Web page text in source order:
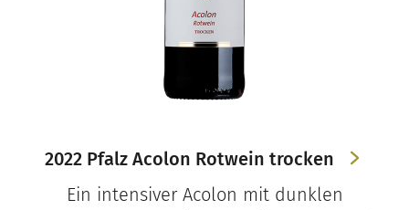
2022 Pfalz Acolon Rotwein trocken
Ein intensiver Acolon mit dunklen